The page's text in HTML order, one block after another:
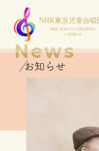
News
お知らせ